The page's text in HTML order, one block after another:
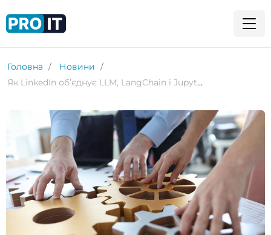
Головна
Новини
Як LinkedIn об’єднує LLM, LangChain і Jupyter для полегшення prompt engineering